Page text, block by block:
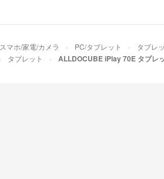
スマホ/家電/カメラ PC/タブレット タブレ
タブレット ALLDOCUBE iPlay 70E タブレ